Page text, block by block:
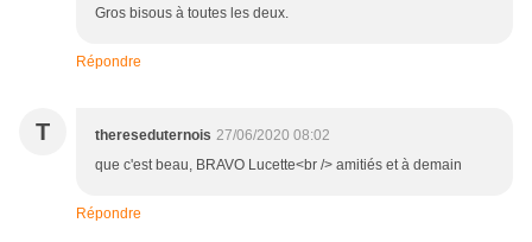
Gros bisous à toutes les deux.
Répondre
T thereseduternois 27/06/2020 08:02
que c'est beau, BRAVO Lucette<br /> amitiés et à demain
Répondre